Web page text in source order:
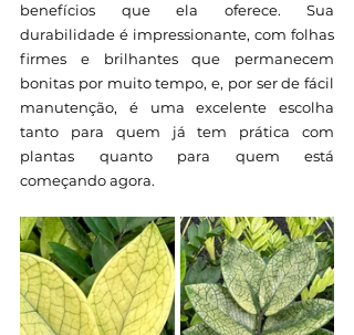
benefícios que ela oferece. Sua
durabilidade é impressionante, com folhas
firmes e brilhantes que permanecem
bonitas por muito tempo, e, por ser de fácil
manutenção, é uma excelente escolha
tanto para quem já tem prática com
plantas quanto para quem está
começando agora.